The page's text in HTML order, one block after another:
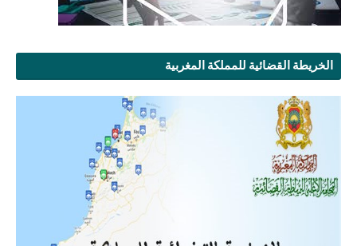
الخريطة القضائية للمملكة المغربية